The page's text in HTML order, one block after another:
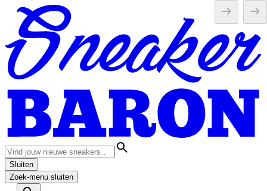
Sluiten
Zoek-menu sluiten